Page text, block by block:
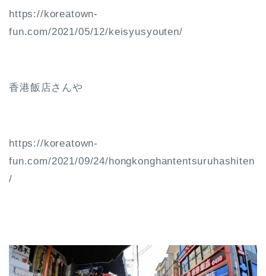
https://koreatown-
fun.com/2021/05/12/keisyusyouten/
香港飯店さんや
https://koreatown-
fun.com/2021/09/24/hongkonghantentsuruhashiten
/